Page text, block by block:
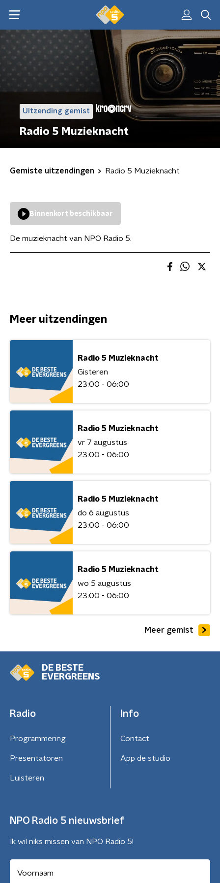
Uitzending gemist
Radio 5 Muzieknacht
Gemiste uitzendingen Radio 5 Muzieknacht
Binnenkort beschikbaar
De muzieknacht van NPO Radio 5.
Meer uitzendingen
Radio 5 Muzieknacht
Gisteren
23:00 - 06:00
Radio 5 Muzieknacht
vr 7 augustus
23:00 - 06:00
Radio 5 Muzieknacht
do 6 augustus
23:00 - 06:00
Radio 5 Muzieknacht
wo 5 augustus
23:00 - 06:00
Meer gemist
DE BESTE
EVERGREENS
Radio
Programmering
Presentatoren
Luisteren
Info
Contact
App de studio
NPO Radio 5 nieuwsbrief
Ik wil niks missen van NPO Radio 5!